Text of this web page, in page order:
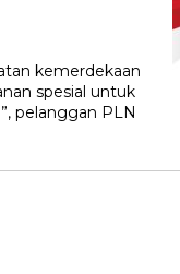
kemerdekaan
spesial untuk
pelanggan PLN